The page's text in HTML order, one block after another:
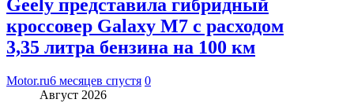
Geely представила гибридный
кроссовер Galaxy M7 с расходом
3,35 литра бензина на 100 км
Motor.ru6 месяцев спустя 0
Август 2026